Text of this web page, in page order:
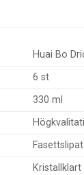
Huai Bo
6 st
330 ml